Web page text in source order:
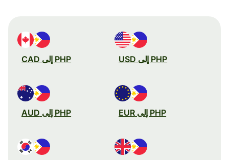
PHP إلى USD PHP إلى CAD
PHP إلى EUR PHP إلى AUD